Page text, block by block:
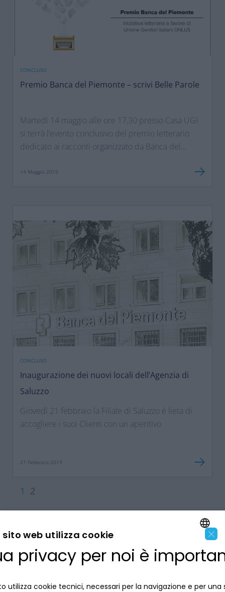
CONCLUSO
Premio Banca del Piemonte – scrivi Belle Parole
Martedì 14 maggio alle ore 17,30 presso Casa UGI
si terrà l’evento conclusivo del premio letterario
dedicato ai racconti organizzato da Banca del
14 Maggio 2019
CONCLUSO
Inaugurazione dei nuovi locali dell’Agenzia di
Saluzzo
Giovedì 21 febbraio la Filiale di Saluzzo è lieta di
accogliere i suoi Clienti con un aperitivo
21 Febbraio 2019
1 2
LA BANCA
INFORMAZIONI PER IL CLIENTE
ENGLISH
×
sito web utilizza cookie
privacy per noi è
utilizza cookie tecnici, necessari per la navigazione e per una